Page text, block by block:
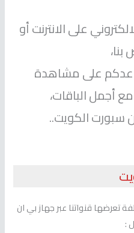
على الانترنت أو
على مشاهدة
أجمل الباقات،
سبورت الكويت..
تعرضها قنواتنا عبر جهاز بي ان
: